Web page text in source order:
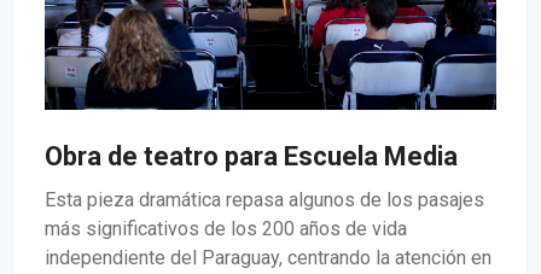
Obra de teatro para Escuela Media
Esta pieza dramática repasa algunos de los pasajes
más significativos de los 200 años de vida
independiente del Paraguay, centrando la atención en